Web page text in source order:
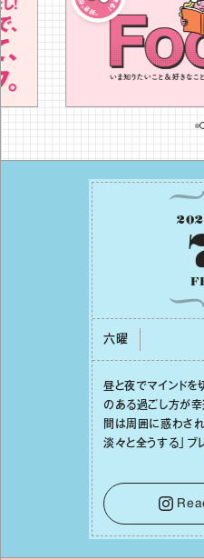
六曜
昼と夜でマインドを
のある過ごし⽅が
間は周囲に惑わさ
淡々と全うする」ブ
⾔葉に流されないよ
レーキをかけること
えが、あなたに確
はずです。